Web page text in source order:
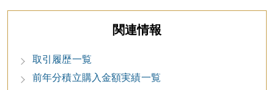
関連情報
取引履歴一覧
前年分積立購入金額実績一覧